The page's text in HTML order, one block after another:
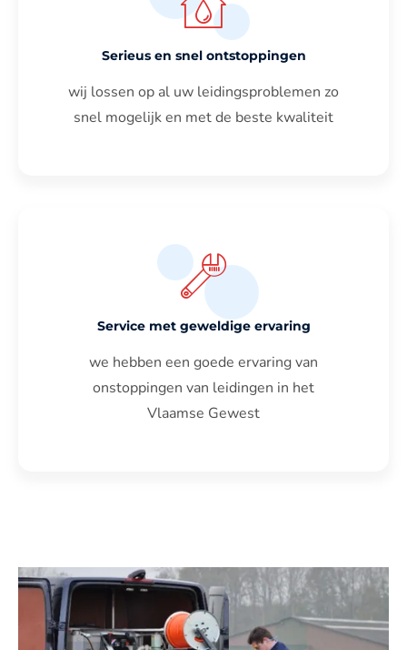
Serieus en snel ontstoppingen
wij lossen op al uw leidingsproblemen zo
snel mogelijk en met de beste kwaliteit
Service met geweldige ervaring
we hebben een goede ervaring van
onstoppingen van leidingen in het
Vlaamse Gewest